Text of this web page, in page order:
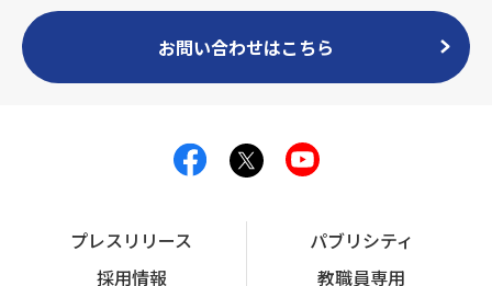
お問い合わせはこちら
プレスリリース
パブリシティ
採用情報
教職員専用